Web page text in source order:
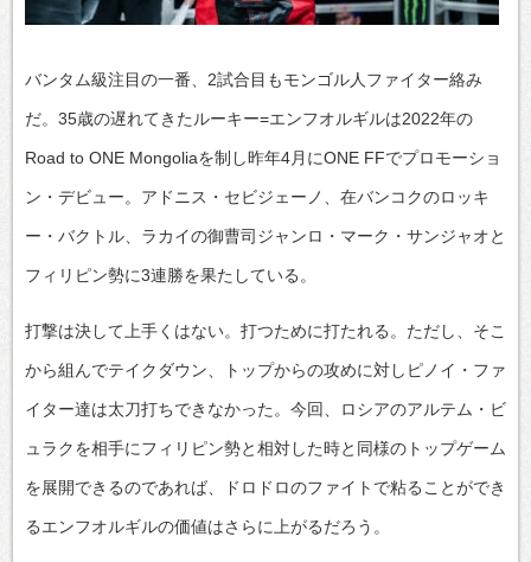
バンタム級注目の一番、2試合目もモンゴル人ファイター絡み
だ。35歳の遅れてきたルーキー=エンフオルギルは2022年の
Road to ONE Mongoliaを制し昨年4月にONE FFでプロモーショ
ン・デビュー。アドニス・セビジェーノ、在バンコクのロッキ
ー・バクトル、ラカイの御曹司ジャンロ・マーク・サンジャオと
フィリピン勢に3連勝を果たしている。
打撃は決して上手くはない。打つために打たれる。ただし、そこ
から組んでテイクダウン、トップからの攻めに対しピノイ・ファ
イター達は太刀打ちできなかった。今回、ロシアのアルテム・ビ
ュラクを相手にフィリピン勢と相対した時と同様のトップゲーム
を展開できるのであれば、ドロドロのファイトで粘ることができ
るエンフオルギルの価値はさらに上がるだろう。